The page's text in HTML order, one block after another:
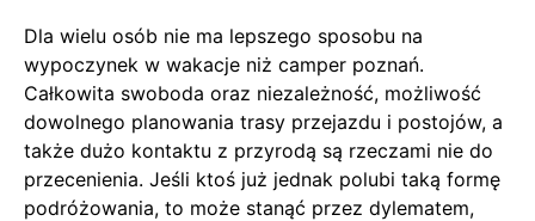
Dla wielu osób nie ma lepszego sposobu na
wypoczynek w wakacje niż camper poznań.
Całkowita swoboda oraz niezależność, możliwość
dowolnego planowania trasy przejazdu i postojów, a
także dużo kontaktu z przyrodą są rzeczami nie do
przecenienia. Jeśli ktoś już jednak polubi taką formę
podróżowania, to może stanąć przez dylematem,